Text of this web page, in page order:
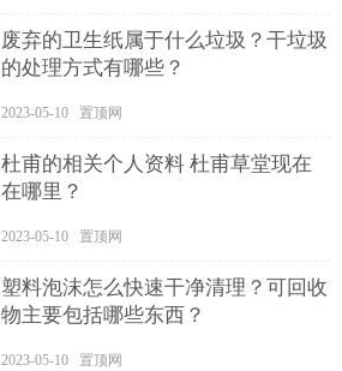
废弃的卫生纸属于什么垃圾？干垃圾
的处理方式有哪些？
2023-05-10 置顶网
杜甫的相关个人资料 杜甫草堂现在
在哪里？
2023-05-10 置顶网
塑料泡沫怎么快速干净清理？可回收
物主要包括哪些东西？
2023-05-10 置顶网